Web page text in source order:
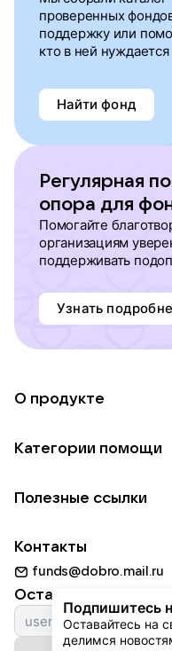
проверенных
поддержку или
кто в ней нуждается
Найти фонд
Регулярная
опора для
Помогайте
организациям
поддерживать
Узнать
Подпишитесь
Оставайтесь на
делимся
О продукте
Использование
Для НКО
Партнерам
Категории помощи
Пожилым
Животным
Природе
Культуре
Полезные ссылки
Добрый день
Истории
Автоплатежи
Контакты
funds@dobro.mail.ru
Оставайтесь с нами